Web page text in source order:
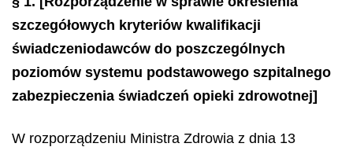
szczegółowych kryteriów kwalifikacji
świadczeniodawców do poszczególnych
poziomów systemu podstawowego szpitalnego
zabezpieczenia świadczeń opieki zdrowotnej]
W rozporządzeniu Ministra Zdrowia z dnia 13